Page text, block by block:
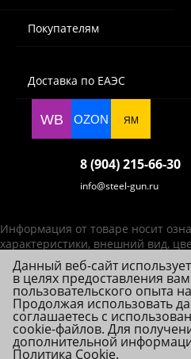
Покупателям
Доставка по ЕАЭС
WB OZON ЯМ
8 (904) 215-66-30
info@steel-gun.ru
Информация от товаре носит
характеристики, внешний вид,
изменены производителем без
ИП Фролова А. В., ОГРНИП
© 2026 Steel-Gun (Стил Ган) - оптовый
товаров для страйкбола и туризма.
Данный веб-сайт
в целях предоставления
пользовательского опыта
Продолжая использовать
соглашаетесь с
cookie-файлов. Для
дополнительной
Политика Cookie.